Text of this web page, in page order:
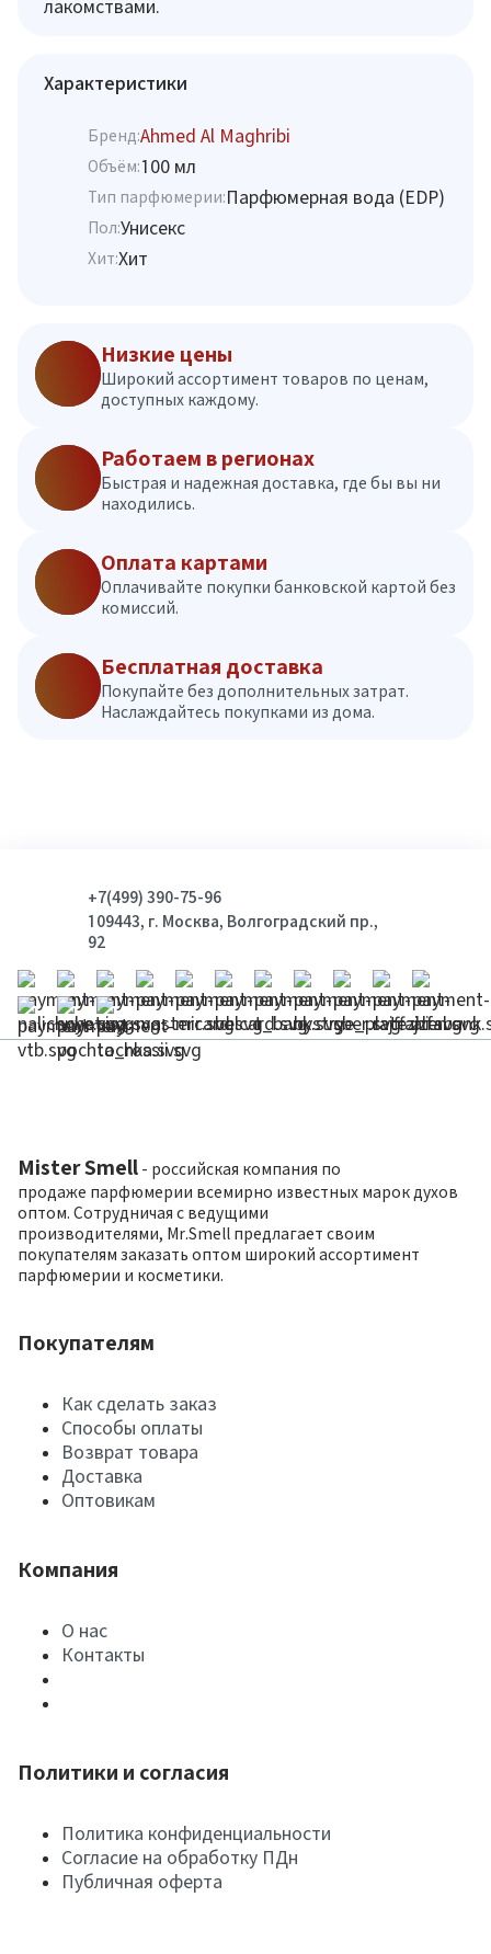
лакомствами.
Характеристики
Бренд:Ahmed Al Maghribi
Объём:100 мл
Тип парфюмерии:Парфюмерная вода (EDP)
Пол:Унисекс
Хит:Хит
Низкие цены
Широкий ассортимент товаров по ценам,
доступных каждому.
Работаем в регионах
Быстрая и надежная доставка, где бы вы ни
находились.
Оплата картами
Оплачивайте покупки банковской картой без
комиссий.
Бесплатная доставка
Покупайте без дополнительных затрат.
Наслаждайтесь покупками из дома.
+7(499) 390-75-96
109443, г. Москва, Волгоградский пр.,
92
Mister Smell - российская компания по
продаже парфюмерии всемирно известных марок духов
оптом. Сотрудничая с ведущими
производителями, Mr.Smell предлагает своим
покупателям заказать оптом широкий ассортимент
парфюмерии и косметики.
Покупателям
Как сделать заказ
Способы оплаты
Возврат товара
Доставка
Оптовикам
Компания
О нас
Контакты
Политики и согласия
Политика конфиденциальности
Согласие на обработку ПДн
Публичная оферта